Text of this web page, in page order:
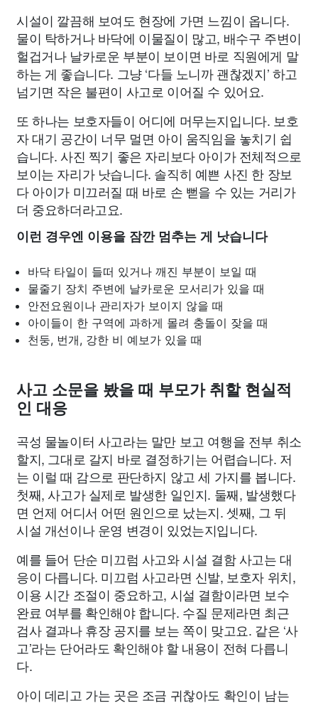
시설이 깔끔해 보여도 현장에 가면 느낌이 옵니다.
물이 탁하거나 바닥에 이물질이 많고, 배수구 주변이
헐겁거나 날카로운 부분이 보이면 바로 직원에게 말
하는 게 좋습니다. 그냥 ‘다들 노니까 괜찮겠지’ 하고
넘기면 작은 불편이 사고로 이어질 수 있어요.
또 하나는 보호자들이 어디에 머무는지입니다. 보호
자 대기 공간이 너무 멀면 아이 움직임을 놓치기 쉽
습니다. 사진 찍기 좋은 자리보다 아이가 전체적으로
보이는 자리가 낫습니다. 솔직히 예쁜 사진 한 장보
다 아이가 미끄러질 때 바로 손 뻗을 수 있는 거리가
더 중요하더라고요.
이런 경우엔 이용을 잠깐 멈추는 게 낫습니다
바닥 타일이 들떠 있거나 깨진 부분이 보일 때
물줄기 장치 주변에 날카로운 모서리가 있을 때
안전요원이나 관리자가 보이지 않을 때
아이들이 한 구역에 과하게 몰려 충돌이 잦을 때
천둥, 번개, 강한 비 예보가 있을 때
사고 소문을 봤을 때 부모가 취할 현실적
인 대응
곡성 물놀이터 사고라는 말만 보고 여행을 전부 취소
할지, 그대로 갈지 바로 결정하기는 어렵습니다. 저
는 이럴 때 감으로 판단하지 않고 세 가지를 봅니다.
첫째, 사고가 실제로 발생한 일인지. 둘째, 발생했다
면 언제 어디서 어떤 원인으로 났는지. 셋째, 그 뒤
시설 개선이나 운영 변경이 있었는지입니다.
예를 들어 단순 미끄럼 사고와 시설 결함 사고는 대
응이 다릅니다. 미끄럼 사고라면 신발, 보호자 위치,
이용 시간 조절이 중요하고, 시설 결함이라면 보수
완료 여부를 확인해야 합니다. 수질 문제라면 최근
검사 결과나 휴장 공지를 보는 쪽이 맞고요. 같은 ‘사
고’라는 단어라도 확인해야 할 내용이 전혀 다릅니
다.
아이 데리고 가는 곳은 조금 귀찮아도 확인이 남는